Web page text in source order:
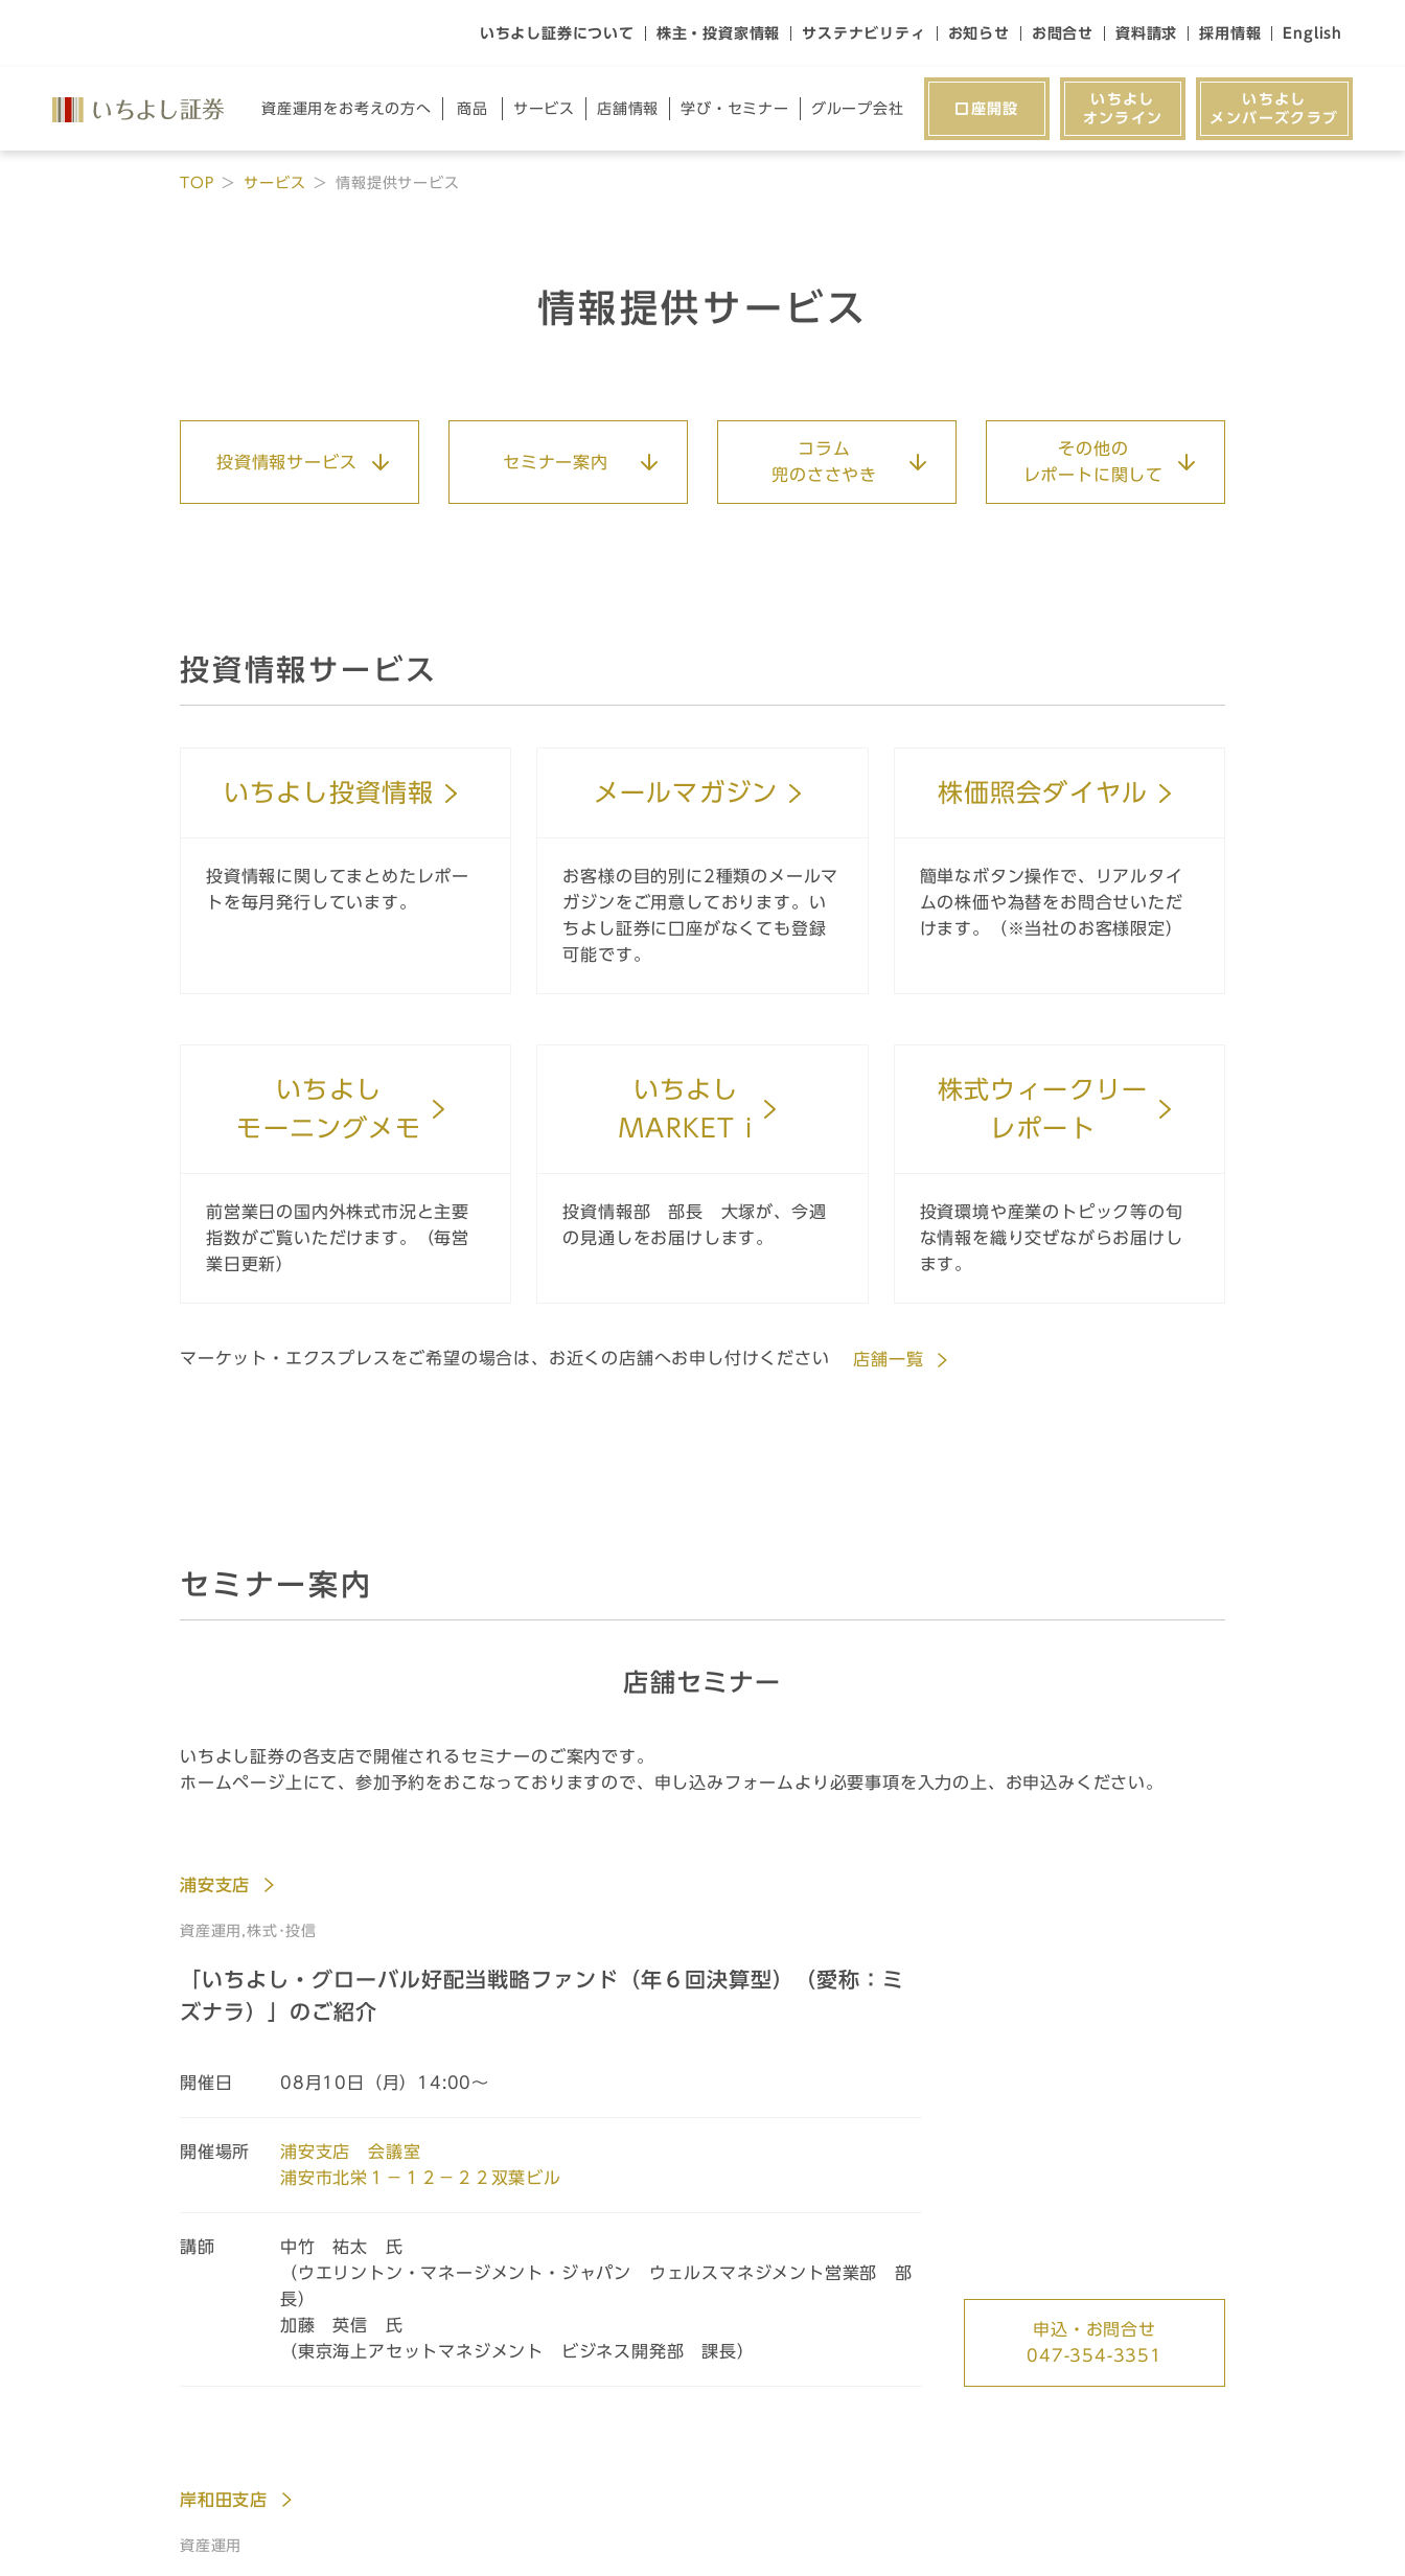
いちよし証券について 株主・投資家情報 サステナビリティ お知らせ お問合せ 資料請求 採用情報 English
資産運用を お考えの方へ 商品 サー ビス 店舗情報 学び・ セミナー グループ会社 口座開設
いちよし
オンライン
いちよし
メンバーズクラブ
TOP サービス 情報提供サービス
情報提供サービス
投資情報サービス セミナー案内
コラム
兜のささやき
その他の
レポートに関して
投資情報サービス
いちよし投資情報
投資情報に関してまとめたレポー
トを毎月発行しています。
メールマガジン
お客様の目的別に2種類のメールマ
ガジンをご用意しております。い
ちよし証券に口座がなくても登録
可能です。
株価照会ダイヤル
簡単なボタン操作で、リアルタイ
ムの株価や為替をお問合せいただ
けます。（※当社のお客様限定）
いちよし
モーニングメモ
前営業日の国内外株式市況と主要
指数がご覧いただけます。（毎営
業日更新）
いちよし
MARKET i
投資情報部 部長 大塚が、今週
の見通しをお届けします。
株式ウィークリー
レポート
投資環境や産業のトピック等の旬
な情報を織り交ぜながらお届けし
ます。
マーケット・エクスプレスをご希望の場合は、お近くの店舗へお申し付けください 店舗一覧
セミナー案内
店舗セミナー
いちよし証券の各支店で開催されるセミナーのご案内です。
ホームページ上にて、参加予約をおこなっておりますので、申し込みフォームより必要事項を入力の上、お申込みください。
浦安支店
資産運用,株式･投信
「いちよし・グローバル好配当戦略ファンド（年６回決算型）（愛称：ミ
ズナラ）」のご紹介
開催日 08月10日（月）14:00～
開催場所
浦安支店 会議室
浦安市北栄１－１２－２２双葉ビル
講師
中竹 祐太 氏
（ウエリントン・マネージメント・ジャパン ウェルスマネジメント営業部 部
長）
加藤 英信 氏
（東京海上アセットマネジメント ビジネス開発部 課長）
申込・お問合せ
047-354-3351
岸和田支店
資産運用